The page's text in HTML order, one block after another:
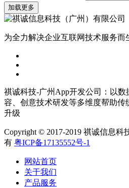
加载更多
为全力解决企业互联网技术服务而
祺诚科技-广州App开发公司：以
容、创意技术研发等多维度帮助传
升级
Copyright © 2017-2019 祺诚信息
有 粤ICP备17135552号-1
网站首页
关于我们
产品服务